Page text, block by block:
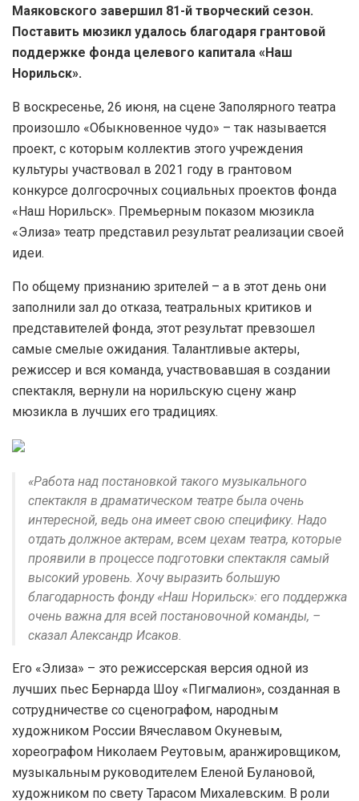
Маяковского завершил 81-й творческий сезон.
Поставить мюзикл удалось благодаря грантовой
поддержке фонда целевого капитала «Наш
Норильск».
В воскресенье, 26 июня, на сцене Заполярного театра
произошло «Обыкновенное чудо» – так называется
проект, с которым коллектив этого учреждения
культуры участвовал в 2021 году в грантовом
конкурсе долгосрочных социальных проектов фонда
«Наш Норильск». Премьерным показом мюзикла
«Элиза» театр представил результат реализации своей
идеи.
По общему признанию зрителей – а в этот день они
заполнили зал до отказа, театральных критиков и
представителей фонда, этот результат превзошел
самые смелые ожидания. Талантливые актеры,
режиссер и вся команда, участвовавшая в создании
спектакля, вернули на норильскую сцену жанр
мюзикла в лучших его традициях.
«Работа над постановкой такого музыкального
спектакля в драматическом театре была очень
интересной, ведь она имеет свою специфику. Надо
отдать должное актерам, всем цехам театра, которые
проявили в процессе подготовки спектакля самый
высокий уровень. Хочу выразить большую
благодарность фонду «Наш Норильск»: его поддержка
очень важна для всей постановочной команды, –
сказал Александр Исаков.
Его «Элиза» – это режиссерская версия одной из
лучших пьес Бернарда Шоу «Пигмалион», созданная в
сотрудничестве со сценографом, народным
художником России Вячеславом Окуневым,
хореографом Николаем Реутовым, аранжировщиком,
музыкальным руководителем Еленой Булановой,
художником по свету Тарасом Михалевским. В роли